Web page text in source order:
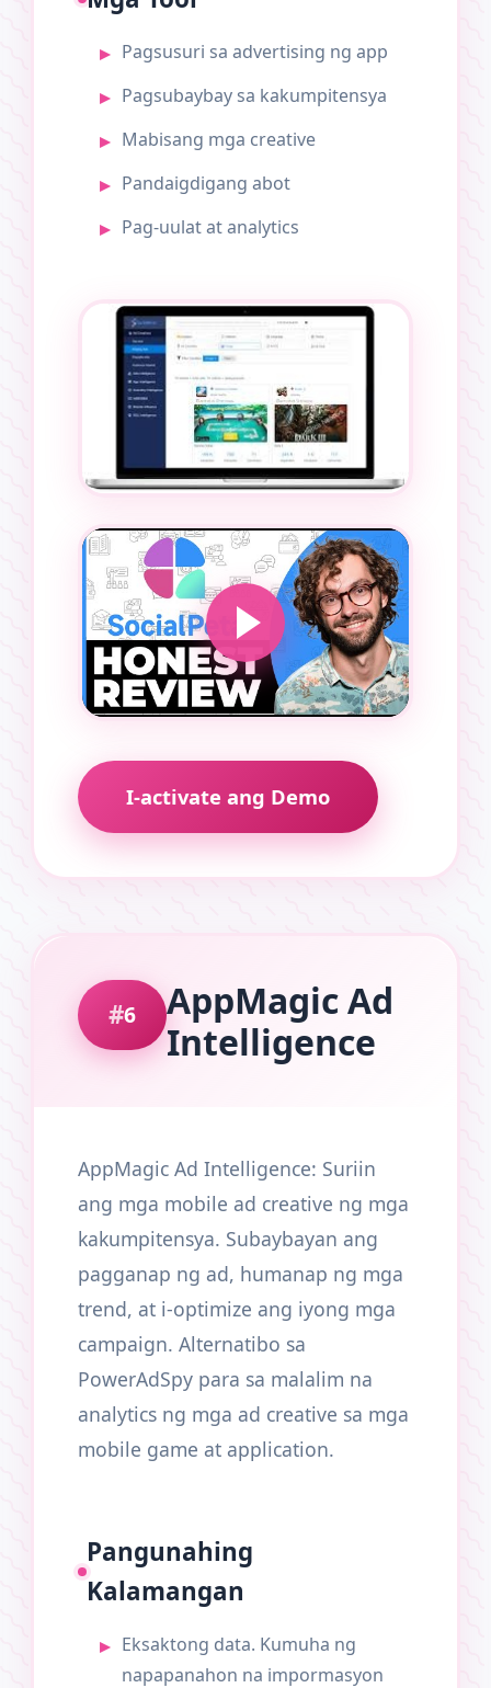
Pagsusuri sa advertising ng app
Pagsubaybay sa kakumpitensya
Mabisang mga creative
Pandaigdigang abot
Pag-uulat at analytics
I-activate ang Demo
6
AppMagic Ad
Intelligence
AppMagic Ad Intelligence: Suriin
ang mga mobile ad creative ng mga
kakumpitensya. Subaybayan ang
pagganap ng ad, humanap ng mga
trend, at i-optimize ang iyong mga
campaign. Alternatibo sa
PowerAdSpy para sa malalim na
analytics ng mga ad creative sa mga
mobile game at application.
Pangunahing
Kalamangan
Eksaktong data. Kumuha ng
napapanahon na impormasyon